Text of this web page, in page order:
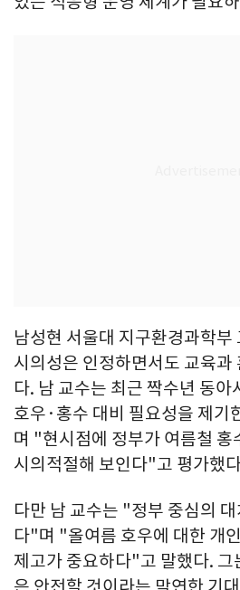
남성현 서울대 지구환경과학부
시의성은 인정하면서도 교육과
다. 남 교수는 최근 짝수년 동아
호우·홍수 대비 필요성을 제기
며 "현시점에 정부가 여름철 홍
시의적절해 보인다"고 평가했
다만 남 교수는 "정부 중심의
다"며 "올여름 호우에 대한 개
제고가 중요하다"고 말했다. 그